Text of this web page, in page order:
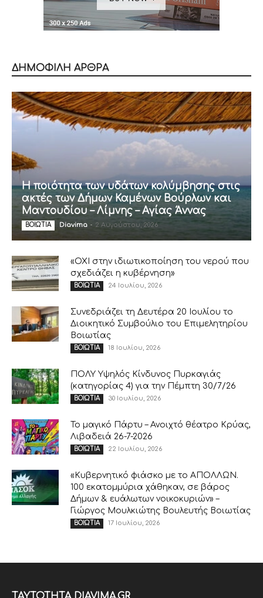
ΔΗΜΟΦΙΛΗ ΑΡΘΡΑ
Η ποιότητα των υδάτων κολύμβησης στις
ακτές των Δήμων Καμένων Βούρλων και
Μαντουδίου – Λίμνης – Αγίας Άννας
ΒΟΙΩΤΙΑ Diavima - 2 Αυγούστου, 2026
«ΟΧΙ στην ιδιωτικοποίηση του νερού που
σχεδιάζει η κυβέρνηση»
ΒΟΙΩΤΙΑ 24 Ιουλίου, 2026
Συνεδριάζει τη Δευτέρα 20 Ιουλίου το
Διοικητικό Συμβούλιο του Επιμελητηρίου
Βοιωτίας
ΒΟΙΩΤΙΑ 18 Ιουλίου, 2026
ΠΟΛΥ Υψηλός Κίνδυνος Πυρκαγιάς
(κατηγορίας 4) για την Πέμπτη 30/7/26
ΒΟΙΩΤΙΑ 30 Ιουλίου, 2026
Το μαγικό Πάρτυ – Ανοιχτό θέατρο Κρύας,
Λιβαδειά 26-7-2026
ΒΟΙΩΤΙΑ 22 Ιουλίου, 2026
«Κυβερνητικό φιάσκο με το ΑΠΟΛΛΩΝ.
100 εκατομμύρια χάθηκαν, σε βάρος
Δήμων & ευάλωτων νοικοκυριών» –
Γιώργος Μουλκιώτης Βουλευτής Βοιωτίας
ΒΟΙΩΤΙΑ 17 Ιουλίου, 2026